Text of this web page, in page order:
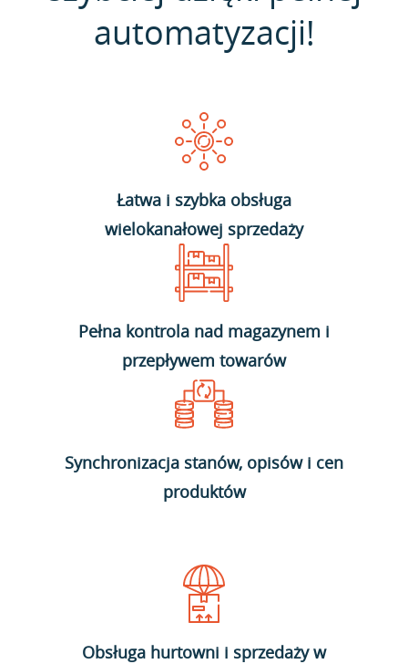
automatyzacji!
Łatwa i szybka obsługa
wielokanałowej sprzedaży
Pełna kontrola nad magazynem i
przepływem towarów
Synchronizacja stanów, opisów i cen
produktów
Obsługa hurtowni i sprzedaży w